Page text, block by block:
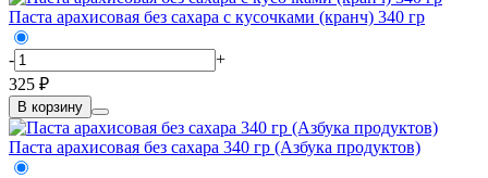
Паста арахисовая без сахара с кусочками (кранч) 340 гр
-
+
325 ₽
В корзину
Паста арахисовая без сахара 340 гр (Азбука продуктов)